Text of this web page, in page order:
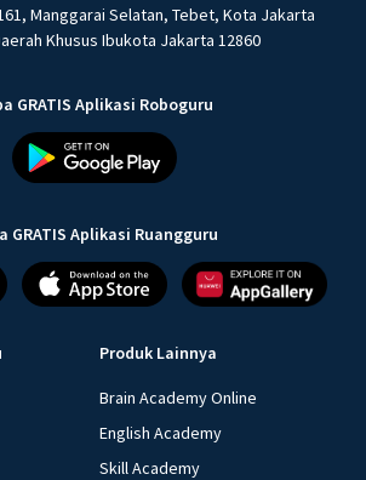
Manggarai Selatan, Tebet, Kota Jakarta
Khusus Ibukota Jakarta 12860
GRATIS Aplikasi Roboguru
GRATIS Aplikasi Ruangguru
Produk Lainnya
Brain Academy Online
English Academy
Skill Academy